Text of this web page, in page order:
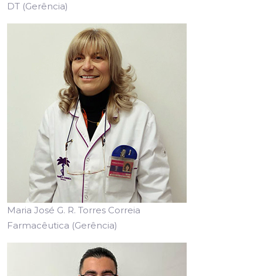
DT (Gerência)
Maria José G. R. Torres Correia
Farmacêutica (Gerência)